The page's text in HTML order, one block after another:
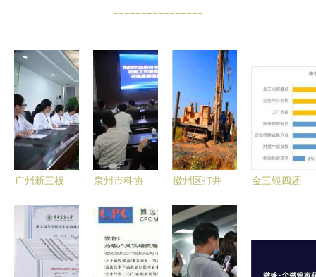
----------------
广州新三板
路演安信证
券专场29日
启幕——聚
泉州市科协
作委员会组
织委员深入
企业开展技
徽州区打井
实效引领，
企业技术咨
询的关键策
金三银四还
半年员工流